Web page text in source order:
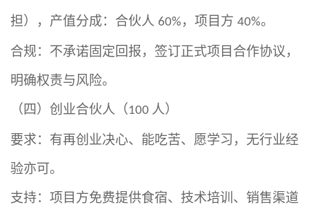
担），产值分成：合伙人 60% ，项目方 40%。
合规：不承诺固定回报，签订正式项目合作协议，
明确权责与风险。
（四）创业合伙人（ 100 人）
要求：有再创业决心、能吃苦、愿学习，无行业经
验亦可。
支持：项目方免费提供食宿、技术培训、销售渠道